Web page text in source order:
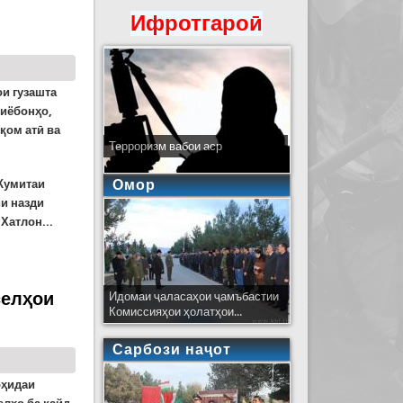
гузашта
атӣ ва
назди
Ифротгароӣ
Терроризм вабои аср
Омор
Идомаи ҷаласаҳои ҷамъбастии
Комиссияҳои ҳолатҳои...
Сарбози наҷот